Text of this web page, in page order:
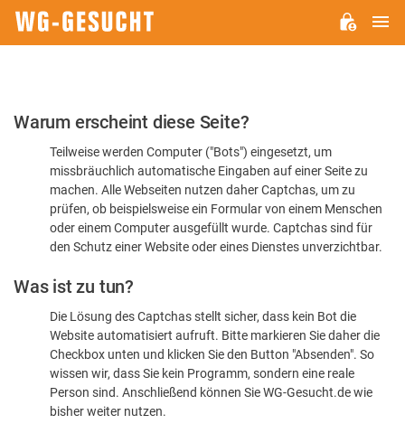
Bitte
dass
sind
Warum erscheint diese Seite?
Teilweise werden Computer ("Bots") eingesetzt, um
missbräuchlich automatische Eingaben auf einer Seite zu
machen. Alle Webseiten nutzen daher Captchas, um zu
prüfen, ob beispielsweise ein Formular von einem Menschen
oder einem Computer ausgefüllt wurde. Captchas sind für
den Schutz einer Website oder eines Dienstes unverzichtbar.
Was ist zu tun?
Die Lösung des Captchas stellt sicher, dass kein Bot die
Website automatisiert aufruft. Bitte markieren Sie daher die
Checkbox unten und klicken Sie den Button "Absenden". So
wissen wir, dass Sie kein Programm, sondern eine reale
Person sind. Anschließend können Sie WG-Gesucht.de wie
bisher weiter nutzen.